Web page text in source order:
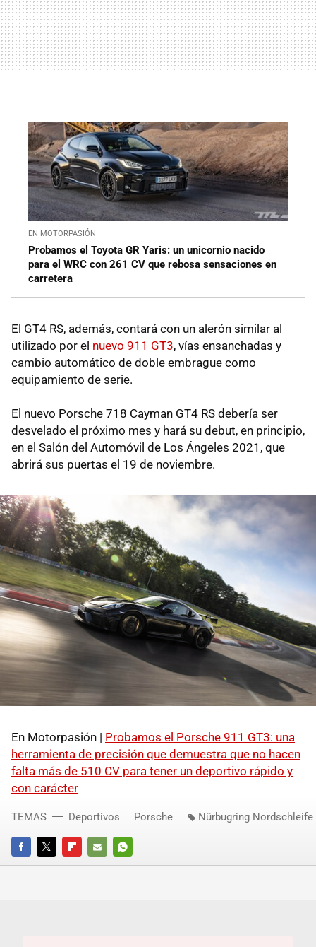
EN MOTORPASIÓN
Probamos el Toyota GR Yaris: un unicornio nacido
para el WRC con 261 CV que rebosa sensaciones en
carretera
El GT4 RS, además, contará con un alerón similar al
utilizado por el nuevo 911 GT3, vías ensanchadas y
cambio automático de doble embrague como
equipamiento de serie.
El nuevo Porsche 718 Cayman GT4 RS debería ser
desvelado el próximo mes y hará su debut, en principio,
en el Salón del Automóvil de Los Ángeles 2021, que
abrirá sus puertas el 19 de noviembre.
En Motorpasión | Probamos el Porsche 911 GT3: una
herramienta de precisión que demuestra que no hacen
falta más de 510 CV para tener un deportivo rápido y
con carácter
FACEBOOKTWITTERFLIPBOARD
E-
WHATSAPP
TEMAS Deportivos Porsche Nürbugring Nordschleife